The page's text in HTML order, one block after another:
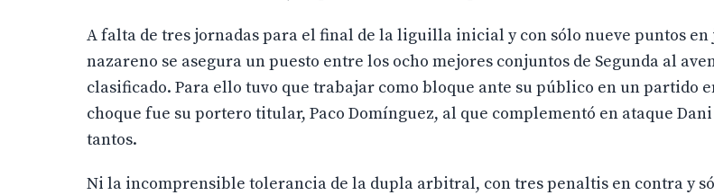
A falta de tres jornadas para el final de la liguilla inicial y con sólo nueve puntos en
nazareno se asegura un puesto entre los ocho mejores conjuntos de Segunda al
clasificado. Para ello tuvo que trabajar como bloque ante su público en un partido
choque fue su portero titular, Paco Domínguez, al que complementó en ataque
tantos.
Ni la incomprensible tolerancia de la dupla arbitral, con tres penaltis en contra y